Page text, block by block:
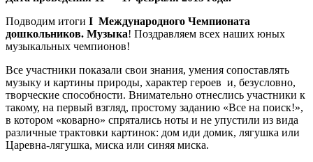
Подводим итоги I Международного Чемпионата
дошкольников. Музыка! Поздравляем всех наших юных
музыкальных чемпионов!
Все участники показали свои знания, умения сопоставлять
музыку и картины природы, характер героев и, безусловно,
творческие способности. Внимательно отнеслись участники к
такому, на первый взгляд, простому заданию «Все на поиск!»,
в котором «коварно» спрятались ноты и не упустили из вида
различные трактовки картинок: дом иди домик, лягушка или
Царевна-лягушка, миска или синяя миска.